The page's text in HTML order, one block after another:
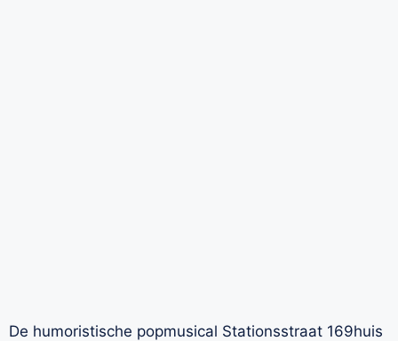
De humoristische popmusical Stationsstraat 169huis